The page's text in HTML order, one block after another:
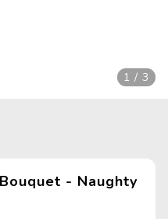
1 / 3
- Naughty